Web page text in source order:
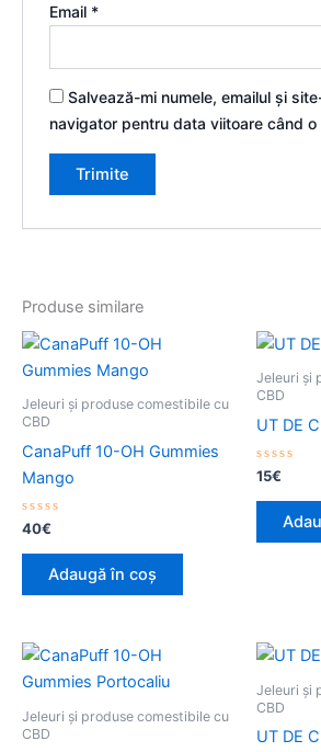
Email *
Salvează-mi numele, emailul și
navigator pentru data viitoare când o
Produse similare
Jeleuri și produse comestibile cu
CBD
CanaPuff 10-OH Gummies
Mango
Evaluat
la
0
40€
Adaugă în coș
Jeleuri și
CBD
UT DE
Evaluat
la
0
15€
Jeleuri și produse comestibile cu
CBD
Jeleuri și
CBD
UT DE